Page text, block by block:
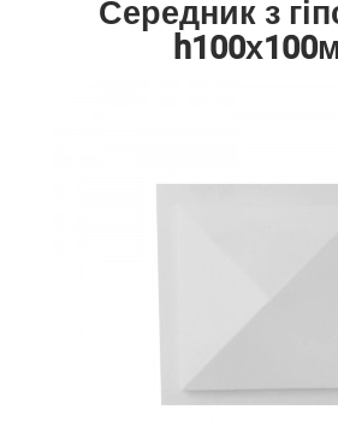
Середник з